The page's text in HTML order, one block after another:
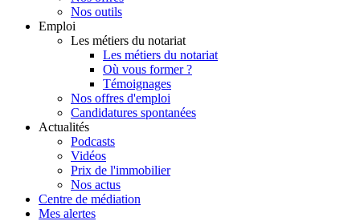
Nos outils
Emploi
Les métiers du notariat
Les métiers du notariat
Où vous former ?
Témoignages
Nos offres d'emploi
Candidatures spontanées
Actualités
Podcasts
Vidéos
Prix de l'immobilier
Nos actus
Centre de médiation
Mes alertes